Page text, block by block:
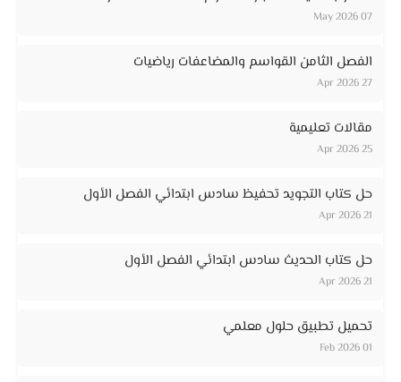
07 May 2026
الفصل الثامن القواسم والمضاعفات رياضيات
27 Apr 2026
مقالات تعليمية
25 Apr 2026
حل كتاب التجويد تحفيظ سادس ابتدائي الفصل الأول
21 Apr 2026
حل كتاب الحديث سادس ابتدائي الفصل الأول
21 Apr 2026
تحميل تطبيق حلول معلمي
01 Feb 2026